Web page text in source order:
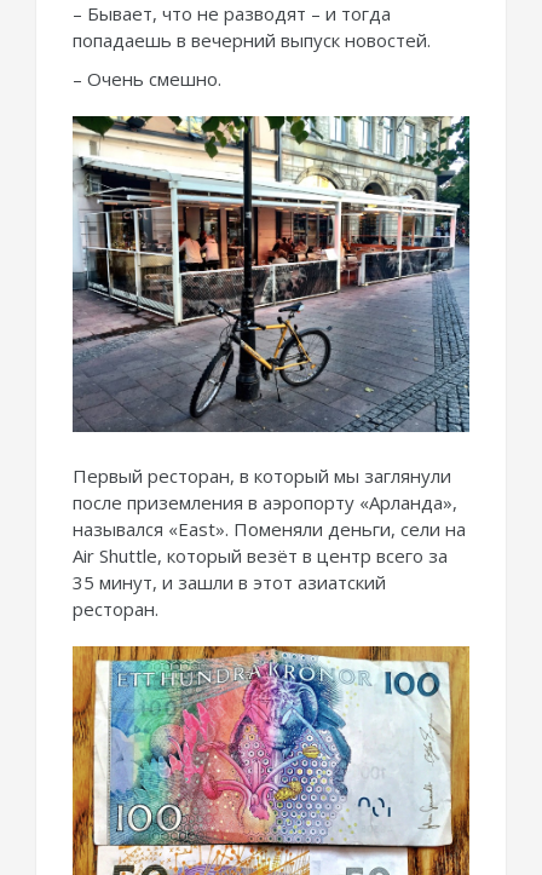
– Бывает, что не разводят – и тогда
попадаешь в вечерний выпуск новостей.
– Очень смешно.
Первый ресторан, в который мы заглянули
после приземления в аэропорту «Арланда»,
назывался «East». Поменяли деньги, сели на
Air Shuttle, который везёт в центр всего за
35 минут, и зашли в этот азиатский
ресторан.